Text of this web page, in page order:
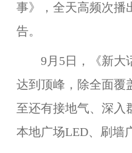
事》，全天高频次播
告。
9月5日
，《新
达到顶峰，除全面覆
至还有接地气、深入
本地广场LED、刷